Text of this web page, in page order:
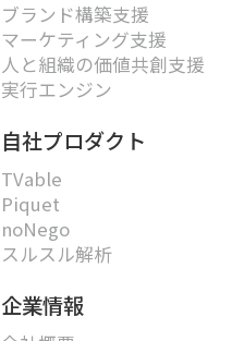
ブランド構築支援
マーケティング支援
人と組織の価値共創支援
実行エンジン
自社プロダクト
TVable
Piquet
noNego
スルスル解析
企業情報